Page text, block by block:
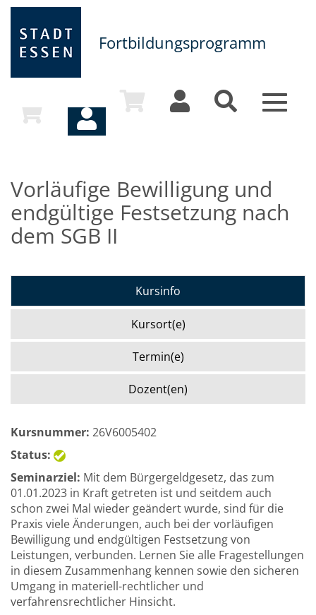
Fortbildungsprogramm
Toggle
Vorläufige Bewilligung und
endgültige Festsetzung nach
dem SGB II
Kursinfo
Kursort(e)
Termin(e)
Dozent(en)
Kursnummer: 26V6005402
Status:
Seminarziel: Mit dem Bürgergeldgesetz, das zum
01.01.2023 in Kraft getreten ist und seitdem auch
schon zwei Mal wieder geändert wurde, sind für die
Praxis viele Änderungen, auch bei der vorläufigen
Bewilligung und endgültigen Festsetzung von
Leistungen, verbunden. Lernen Sie alle Fragestellungen
in diesem Zusammenhang kennen sowie den sicheren
Umgang in materiell-rechtlicher und
verfahrensrechtlicher Hinsicht.